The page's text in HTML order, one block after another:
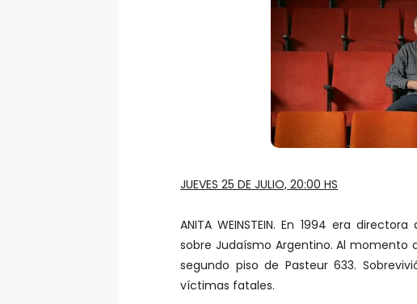
JUEVES 25 DE JULIO, 20:00 HS
ANITA WEINSTEIN. En 1994 era
sobre Judaísmo Argentino. Al
segundo piso de Pasteur 633.
víctimas fatales.